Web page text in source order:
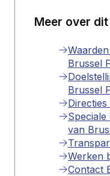
Meer over
Brussel
Brussel
van
Werken
Contact